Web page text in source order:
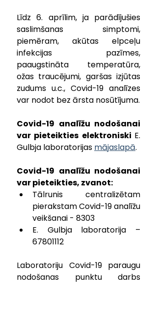
Līdz 6. aprīlim, ja parādījušies
saslimšanas simptomi,
piemēram, akūtas elpceļu
infekcijas pazīmes,
paaugstināta temperatūra,
ožas traucējumi, garšas izjūtas
zudums u.c., Covid-19 analīzes
var nodot bez ārsta nosūtījuma.
Covid-19 analīžu nodošanai
var pieteikties elektroniski E.
Gulbja laboratorijas mājaslapā.
Covid-19 analīžu nodošanai
var pieteikties, zvanot:
Tālrunis centralizētam
pierakstam Covid-19 analīžu
veikšanai - 8303
E. Gulbja laboratorija –
67801112
Laboratoriju Covid-19 paraugu
nodošanas punktu darbs